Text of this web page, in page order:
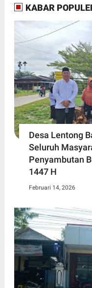
KABAR
Desa Lentong
Seluruh
Penyambutan
1447 H
Februari 14, 2026